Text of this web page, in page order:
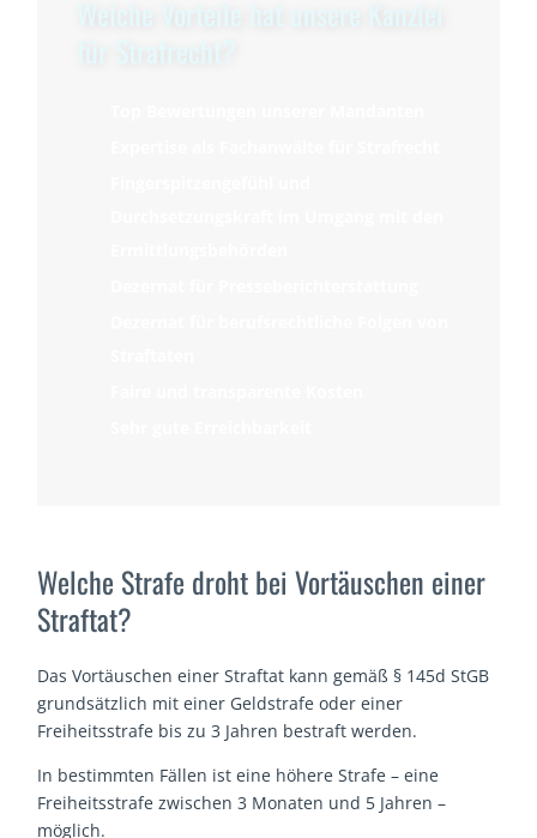
Welche Strafe droht bei Vortäuschen einer
Straftat?
Das Vortäuschen einer Straftat kann gemäß § 145d StGB
grundsätzlich mit einer Geldstrafe oder einer
Freiheitsstrafe bis zu 3 Jahren bestraft werden.
In bestimmten Fällen ist eine höhere Strafe – eine
Freiheitsstrafe zwischen 3 Monaten und 5 Jahren –
möglich.